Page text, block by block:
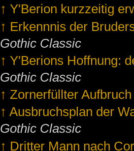
↑ Y'Berion kurzzeitig
↑ Erkennnis der
Gothic Classic
↑ Y'Berions Hoffnung:
Gothic Classic
↑ Zornerfüllter
↑ Ausbruchsplan der
Gothic Classic
↑ Dritter Mann nach